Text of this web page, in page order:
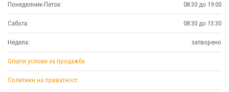
Понеделник-Петок: 08:30 до 19:00
Сабота: 08:30 до 13:30
Недела: затворено
Општи услови за продажба
Политики на приватност